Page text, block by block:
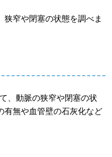
狭窄や閉塞の状態を調べま
、動脈の狭窄や閉塞の状
有無や血管壁の石灰化など